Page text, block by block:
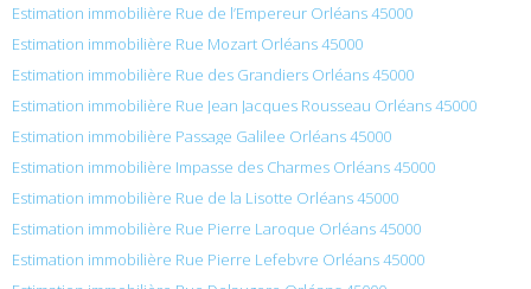
Estimation immobilière Rue de l’Empereur Orléans 45000
Estimation immobilière Rue Mozart Orléans 45000
Estimation immobilière Rue des Grandiers Orléans 45000
Estimation immobilière Rue Jean Jacques Rousseau Orléans 45000
Estimation immobilière Passage Galilee Orléans 45000
Estimation immobilière Impasse des Charmes Orléans 45000
Estimation immobilière Rue de la Lisotte Orléans 45000
Estimation immobilière Rue Pierre Laroque Orléans 45000
Estimation immobilière Rue Pierre Lefebvre Orléans 45000